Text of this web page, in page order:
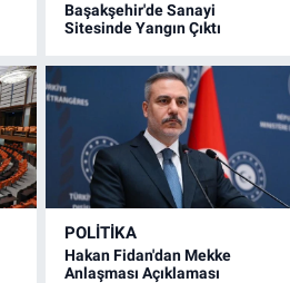
Başakşehir'de Sanayi
Sitesinde Yangın Çıktı
POLİTİKA
Hakan Fidan'dan Mekke
Anlaşması Açıklaması